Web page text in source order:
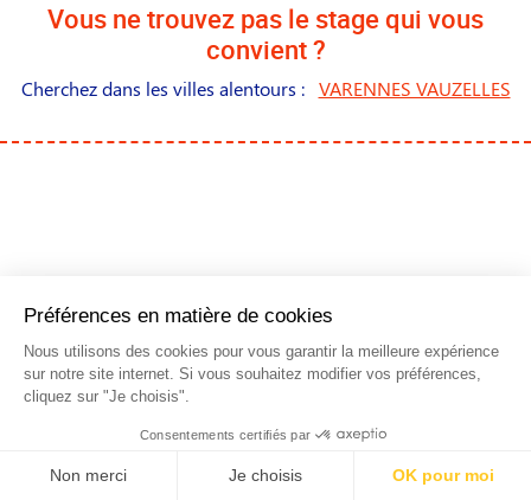
Vous ne trouvez pas le stage qui vous
convient ?
Cherchez dans les villes alentours : VARENNES VAUZELLES